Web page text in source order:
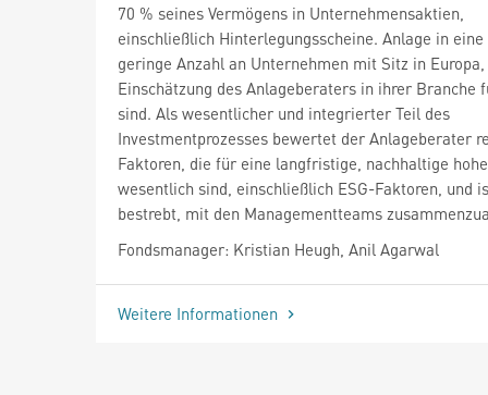
70 % seines Vermögens in Unternehmensaktien,
einschließlich Hinterlegungsscheine. Anlage in
geringe Anzahl an Unternehmen mit Sitz in
Einschätzung des Anlageberaters in ihrer Branche
sind. Als wesentlicher und integrierter Teil des
Investmentprozesses bewertet der Anlageberater
Faktoren, die für eine langfristige, nachhaltige
wesentlich sind, einschließlich ESG-Faktoren, und
bestrebt, mit den Managementteams
Fondsmanager: Kristian Heugh, Anil Agarwal
Weitere Informationen